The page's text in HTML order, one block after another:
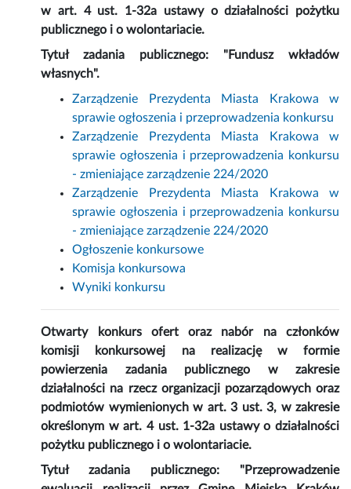
w art. 4 ust. 1-32a ustawy o działalności pożytku
publicznego i o wolontariacie.
Tytuł zadania publicznego: "Fundusz wkładów
własnych".
Zarządzenie Prezydenta Miasta Krakowa w
sprawie ogłoszenia i przeprowadzenia konkursu
Zarządzenie Prezydenta Miasta Krakowa w
sprawie ogłoszenia i przeprowadzenia konkursu
- zmieniające zarządzenie 224/2020
Zarządzenie Prezydenta Miasta Krakowa w
sprawie ogłoszenia i przeprowadzenia konkursu
- zmieniające zarządzenie 224/2020
Ogłoszenie konkursowe
Komisja konkursowa
Wyniki konkursu
Otwarty konkurs ofert oraz nabór na członków
komisji konkursowej na realizację w formie
powierzenia zadania publicznego w zakresie
działalności na rzecz organizacji pozarządowych oraz
podmiotów wymienionych w art. 3 ust. 3, w zakresie
określonym w art. 4 ust. 1-32a ustawy o działalności
pożytku publicznego i o wolontariacie.
Tytuł zadania publicznego: "Przeprowadzenie